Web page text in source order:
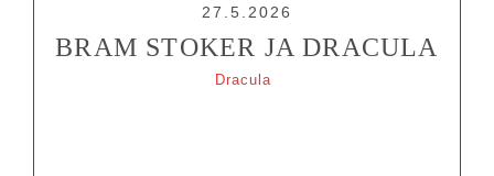
27.5.2026
BRAM STOKER JA DRACULA
Dracula